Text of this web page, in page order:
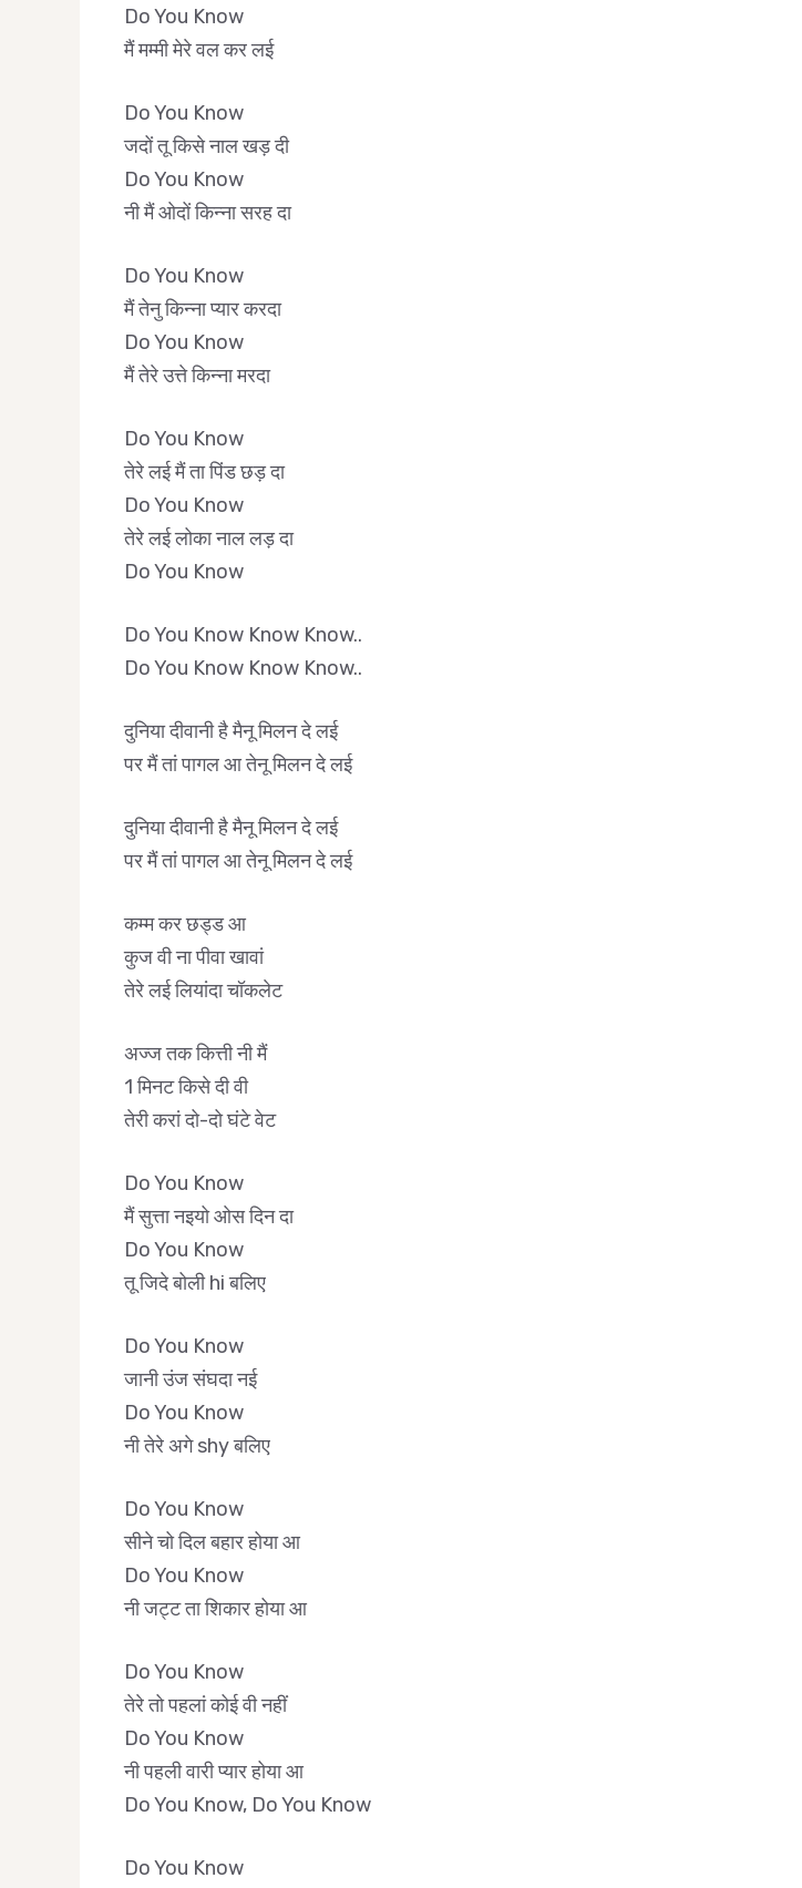
Do You Know
मैं मम्मी मेरे वल कर लई
Do You Know
जदों तू किसे नाल खड़ दी
Do You Know
नी मैं ओदों किन्ना सरह दा
Do You Know
मैं तेनु किन्ना प्यार करदा
Do You Know
मैं तेरे उत्ते किन्ना मरदा
Do You Know
तेरे लई मैं ता पिंड छड़ दा
Do You Know
तेरे लई लोका नाल लड़ दा
Do You Know
Do You Know Know Know..
Do You Know Know Know..
दुनिया दीवानी है मैनू मिलन दे लई
पर मैं तां पागल आ तेनू मिलन दे लई
दुनिया दीवानी है मैनू मिलन दे लई
पर मैं तां पागल आ तेनू मिलन दे लई
कम्म कर छड्ड आ
कुज वी ना पीवा खावां
तेरे लई लियांदा चॉकलेट
अज्ज तक कित्ती नी मैं
1 मिनट किसे दी वी
तेरी करां दो-दो घंटे वेट
Do You Know
मैं सुत्ता नइयो ओस दिन दा
Do You Know
तू जिदे बोली hi बलिए
Do You Know
जानी उंज संघदा नई
Do You Know
नी तेरे अगे shy बलिए
Do You Know
सीने चो दिल बहार होया आ
Do You Know
नी जट्ट ता शिकार होया आ
Do You Know
तेरे तो पहलां कोई वी नहीं
Do You Know
नी पहली वारी प्यार होया आ
Do You Know, Do You Know
Do You Know